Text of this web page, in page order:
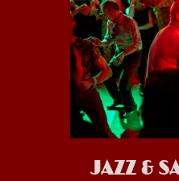
JAZZ &